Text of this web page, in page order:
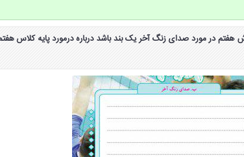
۷۳ کتاب نگارش هفتم در مورد صدای زنگ آخر یک بند باشد درباره درمورد پایه کلاس